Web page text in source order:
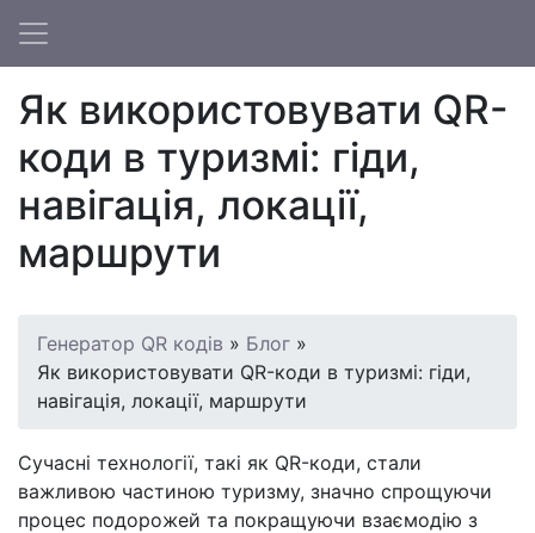
Як використовувати QR-
коди в туризмі: гіди,
навігація, локації,
маршрути
Генератор QR кодів » Блог »
Як використовувати QR-коди в туризмі: гіди,
навігація, локації, маршрути
Сучасні технології, такі як QR-коди, стали
важливою частиною туризму, значно спрощуючи
процес подорожей та покращуючи взаємодію з